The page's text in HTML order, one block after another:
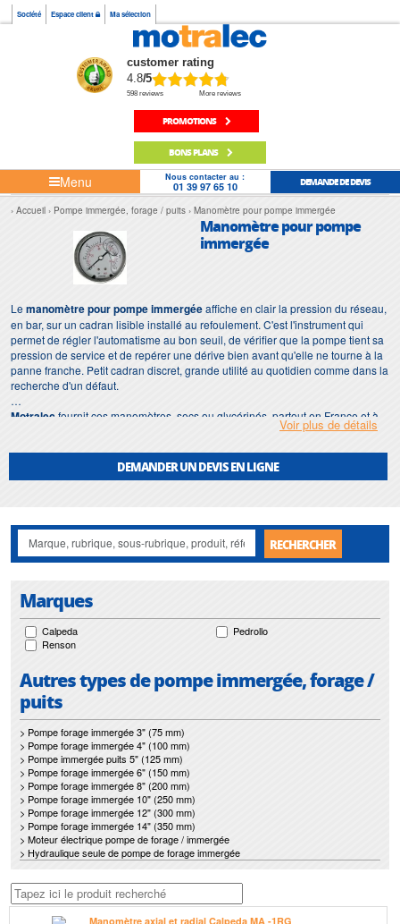
Société Espace client Ma sélection
customer rating
4.8/5
598 reviews More reviews
PROMOTIONS
BONS PLANS
Menu Nous contacter au :
01 39 97 65 10 DEMANDE DE DEVIS
Accueil Pompe immergée, forage / puits Manomètre pour pompe immergée
Manomètre pour pompe
immergée
Lemanomètre pour pompe immergéeaffiche en clair la pression du réseau,
en bar, sur un cadran lisible installé au refoulement. C'est l'instrument qui
permet de régler l'automatisme au bon seuil, de vérifier que la pompe tient sa
pression de service et de repérer une dérive bien avant qu'elle ne tourne à la
panne franche. Petit cadran discret, grande utilité au quotidien comme dans la
recherche d'un défaut.
Motralecfournit ces manomètres, secs ou glycérinés, partout en France et à
l'export, avec le conseil d'implantation qui va avec. Spécialiste du pompage
qui distingue une installation soignée d'un montage qu'on règle à l'aveugle et
qu'on subit ensuite.
Voir plus de détails
DEMANDER UN DEVIS EN LIGNE
RECHERCHER
Marques
Calpeda
Pedrollo
Renson
Autres types de pompe immergée, forage /
puits
> Pompe forage immergée 3" (75 mm)
> Pompe forage immergée 4" (100 mm)
> Pompe immergée puits 5" (125 mm)
> Pompe forage immergée 6" (150 mm)
> Pompe forage immergée 8" (200 mm)
> Pompe forage immergée 10" (250 mm)
> Pompe forage immergée 12" (300 mm)
> Pompe forage immergée 14" (350 mm)
> Moteur électrique pompe de forage / immergée
> Hydraulique seule de pompe de forage immergée